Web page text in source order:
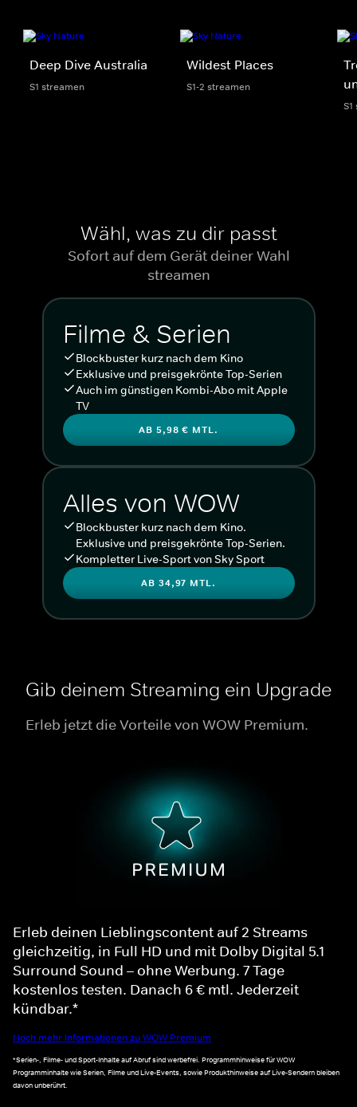
Deep Dive Australia
S1 streamen
Wildest Places
S1-2 streamen
Wähl, was zu dir passt
Sofort auf dem Gerät deiner Wahl
streamen
Filme & Serien
Blockbuster kurz nach dem Kino
Exklusive und preisgekrönte Top-Serien
Auch im günstigen Kombi-Abo mit Apple
TV
AB 5,98 € MTL.
Alles von WOW
Blockbuster kurz nach dem Kino.
Exklusive und preisgekrönte Top-Serien.
Kompletter Live-Sport von Sky Sport
AB 34,97 MTL.
Gib deinem Streaming ein Upgrade
Erleb jetzt die Vorteile von WOW Premium.
Erleb deinen Lieblingscontent auf 2 Streams
gleichzeitig, in Full HD und mit Dolby Digital 5.1
Surround Sound – ohne Werbung. 7 Tage
kostenlos testen. Danach 6 € mtl. Jederzeit
kündbar.*
Noch mehr Informationen zu WOW Premium
*Serien-, Filme- und Sport-Inhalte auf Abruf sind werbefrei. Programmhinweise für WOW
Programminhalte wie Serien, Filme und Live-Events, sowie Produkthinweise auf Live-Sendern bleiben
davon unberührt.